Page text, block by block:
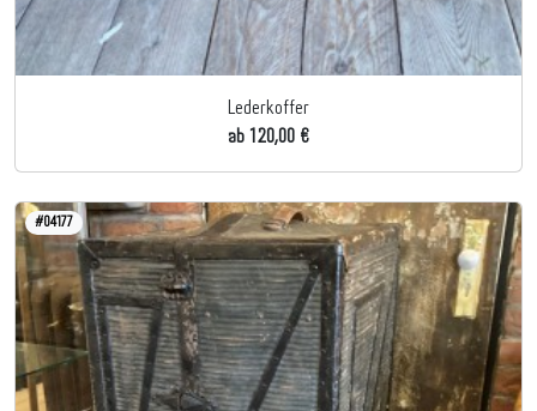
Lederkoffer
ab 120,00 €
#04177